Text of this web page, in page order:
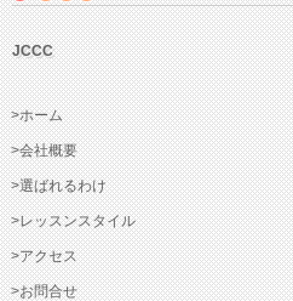
JCCC
>ホーム
>会社概要
>選ばれるわけ
>レッスンスタイル
>アクセス
>お問合せ